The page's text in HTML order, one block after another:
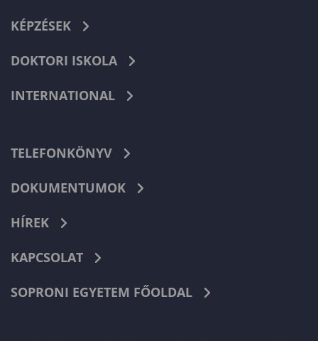
KÉPZÉSEK
DOKTORI ISKOLA
INTERNATIONAL
TELEFONKÖNYV
DOKUMENTUMOK
HÍREK
KAPCSOLAT
SOPRONI EGYETEM FŐOLDAL